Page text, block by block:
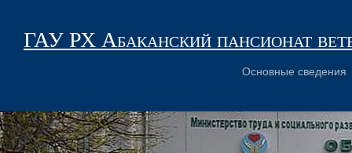
ГАУ РХ Абаканский пансионат
Основные сведения